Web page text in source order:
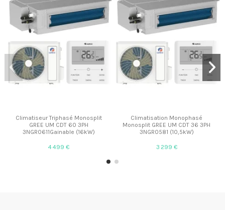
Climatiseur Triphasé Monosplit
GREE UM CDT 60 3PH
3NGR0611Gainable (16kW)
4 499 €
Climatisation Monophasé
Monosplit GREE UM CDT 36 3PH
3NGR0581 (10,5kW)
3 299 €